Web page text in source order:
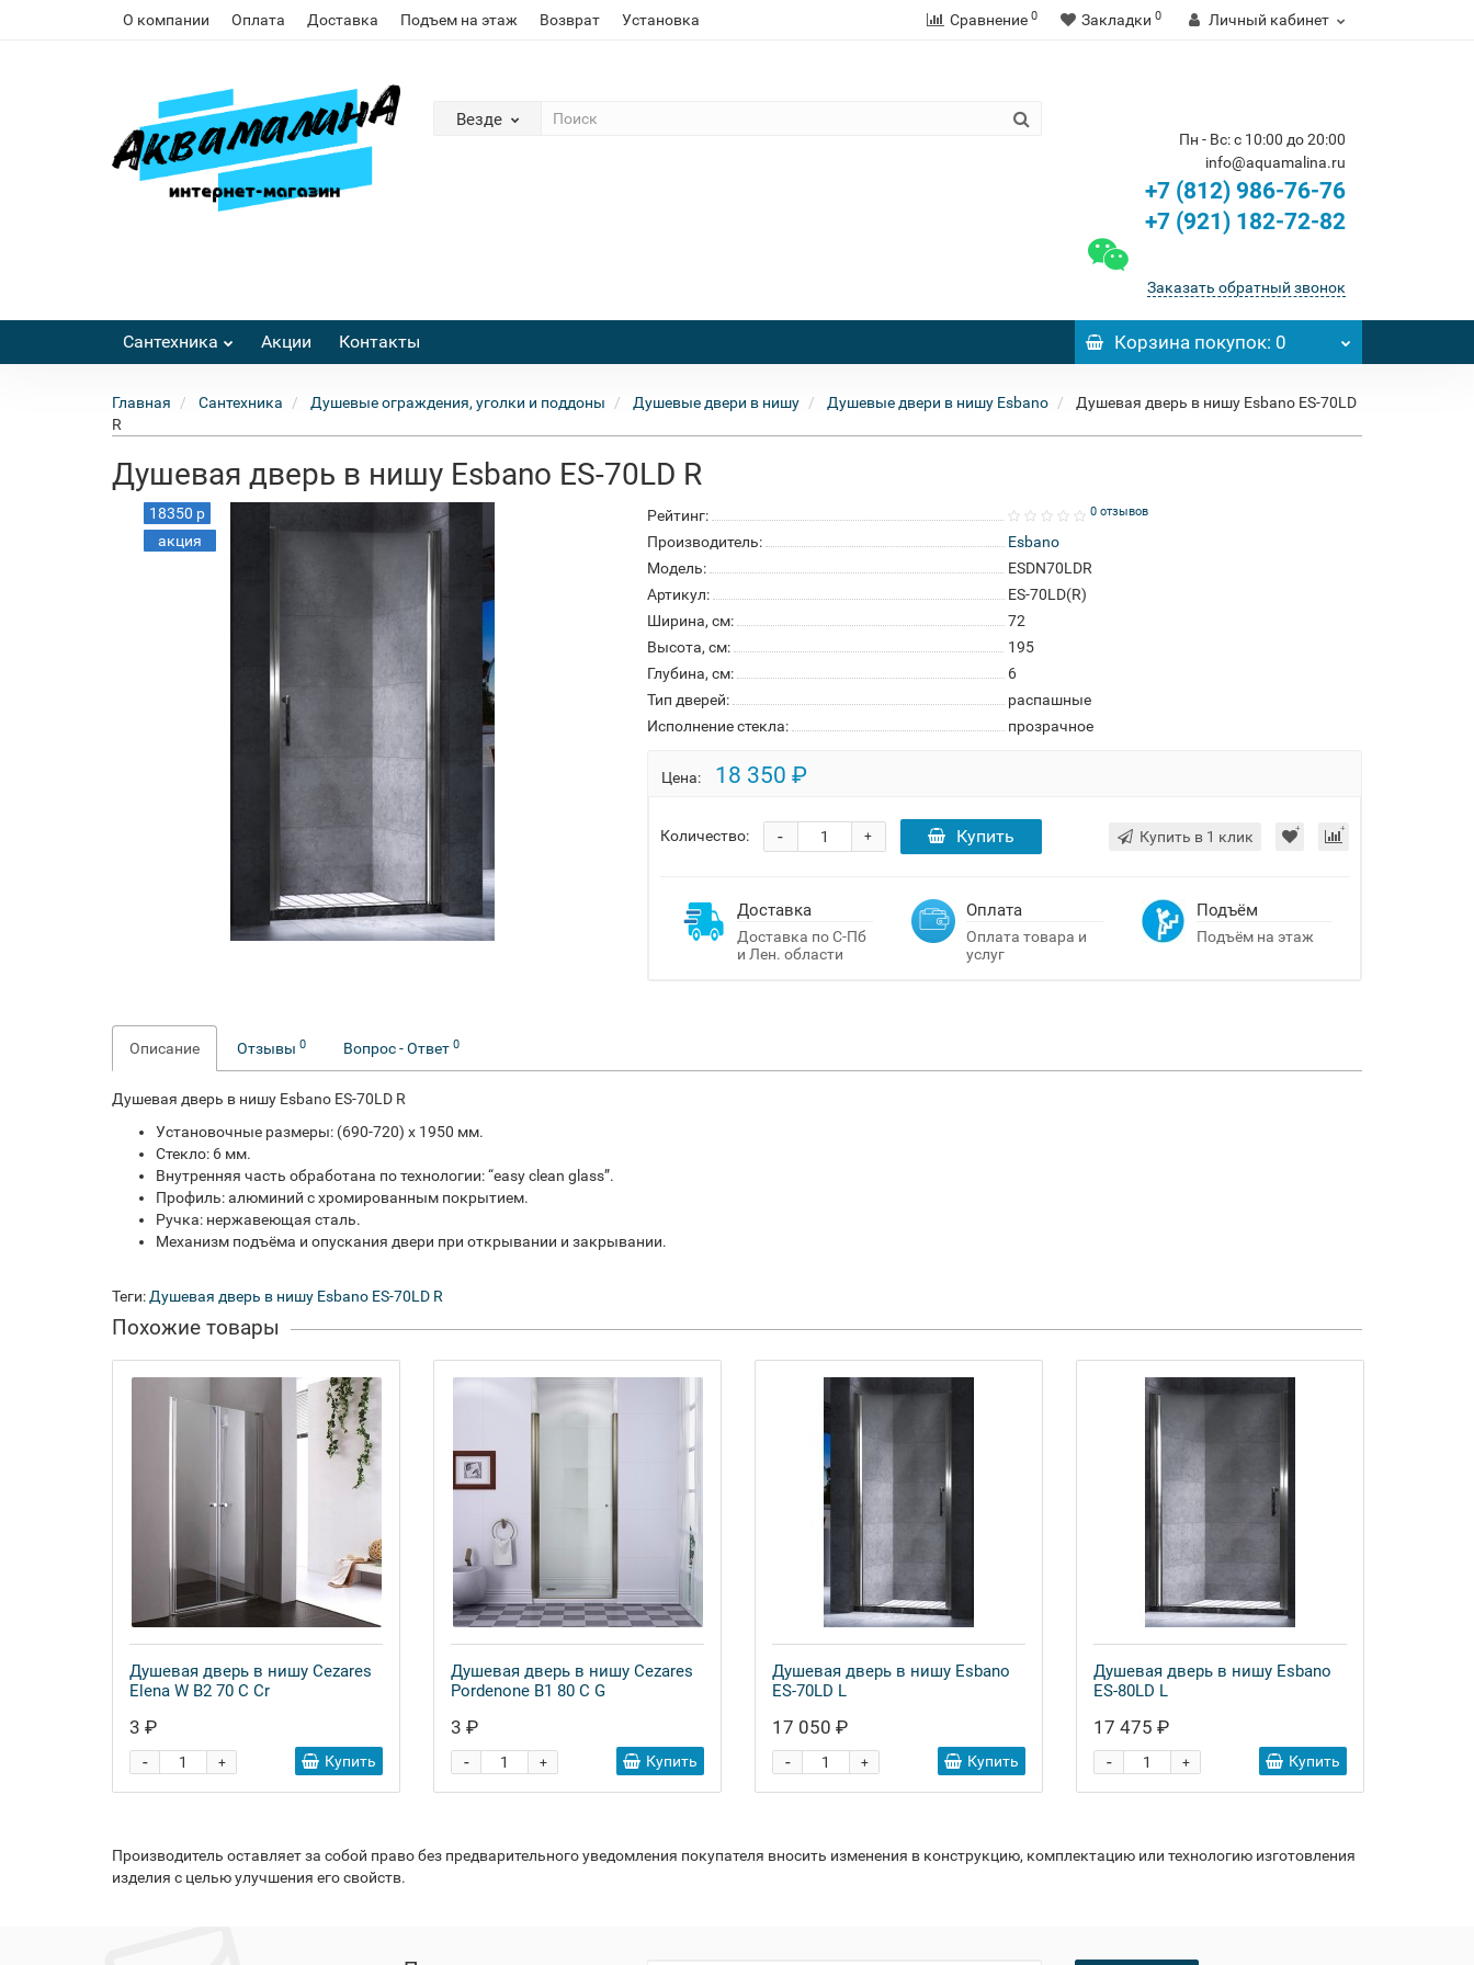
О компании Оплата Доставка Подъем на этаж Возврат Установка Сравнение 0 Закладки 0 Личный кабинет
Везде
Пн - Вс: с 10:00 до 20:00
info@aquamalina.ru
+7 (812) 986-76-76
+7 (921) 182-72-82
Заказать обратный звонок
Сантехника Акции Контакты Корзинапокупок: 0
Главная Сантехника Душевые ограждения, уголки и поддоны Душевые двери в нишу Душевые двери в нишу Esbano
Душевая дверь в нишу Esbano ES-70LD
R
Душевая дверь в нишу Esbano ES-70LD R
18350 р
акция
Рейтинг: 0 отзывов
Производитель:
Esbano
Модель:
ESDN70LDR
Артикул:
ES-70LD(R)
Ширина, см:
72
Высота, см:
195
Глубина, см:
6
Тип дверей:
распашные
Исполнение стекла:
прозрачное
Цена: 18 350 ₽
Количество: +
- Купить Купить в 1 клик
Доставка
Доставка по С-Пб
и Лен. области
Оплата
Оплата товара и
услуг
Подъём
Подъём на этаж
Описание Отзывы 0 Вопрос - Ответ 0
Душевая дверь в нишу Esbano ES-70LD R
Установочные размеры: (690-720) х 1950 мм.
Стекло: 6 мм.
Внутренняя часть обработана по технологии: “easy clean glass”.
Профиль: алюминий с хромированным покрытием.
Ручка: нержавеющая сталь.
Механизм подъёма и опускания двери при открывании и закрывании.
Теги: Душевая дверь в нишу Esbano ES-70LD R
Похожие товары
Душевая дверь в нишу Cezares
Elena W B2 70 C Cr
3 ₽
+
- Купить
Душевая дверь в нишу Cezares
Pordenone B1 80 C G
3 ₽
+
- Купить
Душевая дверь в нишу Esbano
ES-70LD L
17 050 ₽
+
- Купить
Душевая дверь в нишу Esbano
ES-80LD L
17 475 ₽
+
- Купить
Производитель оставляет за собой право без предварительного уведомления покупателя вносить изменения в конструкцию, комплектацию или технологию изготовления
изделия с целью улучшения его свойств.